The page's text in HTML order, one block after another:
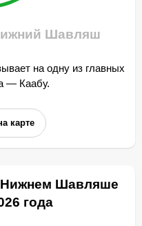
Шавляш
на одну из главных
— Каабу.
карте
Нижнем Шавляше
года